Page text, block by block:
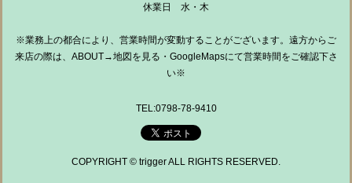
休業日 水・木
※業務上の都合により、営業時間が変動することがございます。遠方からご
来店の際は、ABOUT→地図を見る・GoogleMapsにて営業時間をご確認下さ
い※
TEL:0798-78-9410
COPYRIGHT © trigger ALL RIGHTS RESERVED.